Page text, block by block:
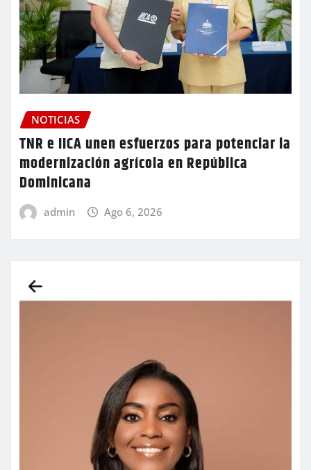
NOTICIAS
TNR e IICA unen esfuerzos para potenciar la
modernización agrícola en República
Dominicana
admin Ago 6, 2026